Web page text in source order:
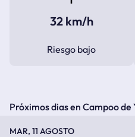
32 km/h
Riesgo bajo
Próximos dias en Campoo de
MAR, 11 AGOSTO